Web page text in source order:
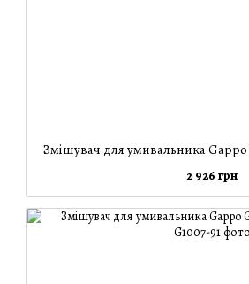
Змішувач для умивальника
2 926 грн